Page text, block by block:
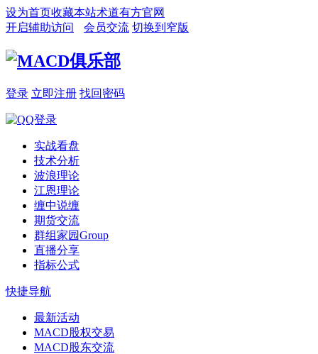
设为首页收藏本站术道有方官网
开启辅助访问
会员交流 切换到窄版
登录 立即注册 找回密码
实战看盘
技术分析
波浪理论
江恩理论
缠中说缠
期货交流
群组家园Group
直播分享
指标公式
快捷导航
最新活动
MACD股权交易
MACD股东交流